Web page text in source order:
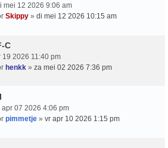
mei 12 2026 9:06 am
Skippy » di mei 12 2026 10:15 am
C
19 2026 11:40 pm
henkk » za mei 02 2026 7:36 pm
apr 07 2026 4:06 pm
pimmetje » vr apr 10 2026 1:15 pm